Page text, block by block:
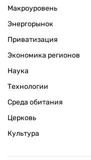
Макроуровень
Энергорынок
Приватизация
Экономика регионов
Наука
Технологии
Среда обитания
Церковь
Культура